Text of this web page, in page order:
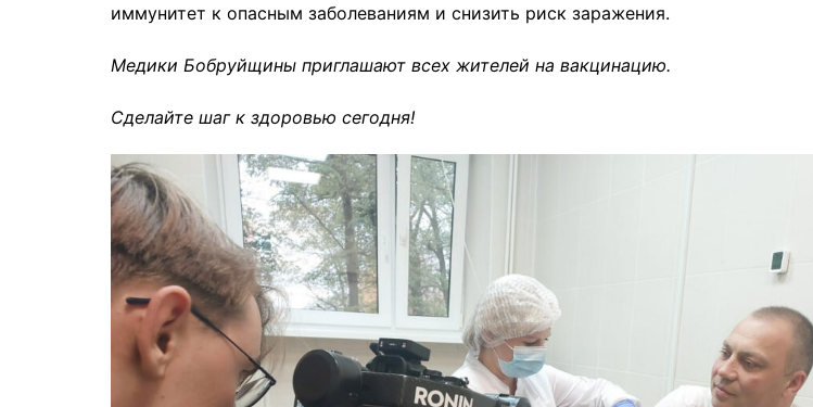
иммунитет к опасным заболеваниям и снизить риск заражения.
Медики Бобруйщины приглашают всех жителей на вакцинацию.
Сделайте шаг к здоровью сегодня!